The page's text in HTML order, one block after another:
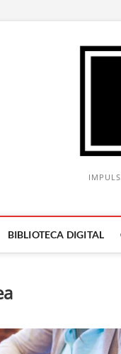
BIBLIOTECA DIGITAL